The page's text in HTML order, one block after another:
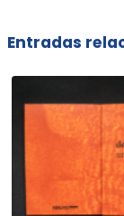
Entradas